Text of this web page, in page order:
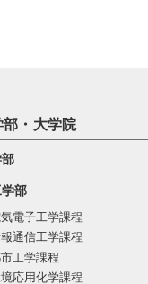
部・大学院
部
電子工学課程
通信工学課程
工学課程
応用化学課程